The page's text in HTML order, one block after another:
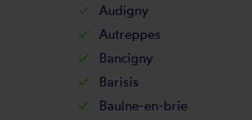
Audigny
Autreppes
Bancigny
Barisis
Baulne-en-brie